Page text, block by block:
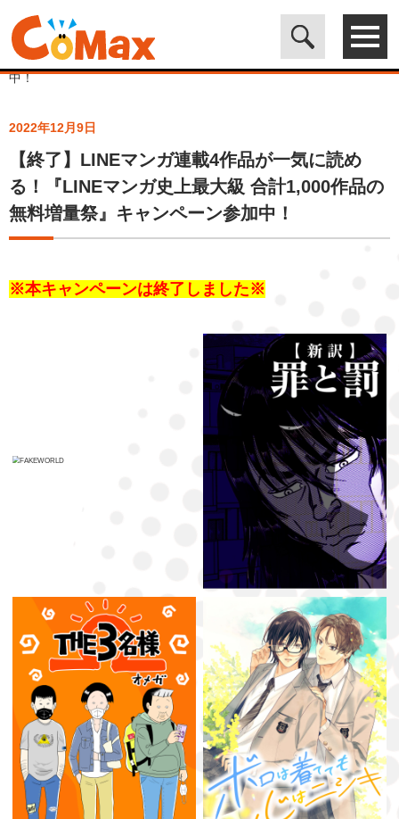
電子書籍マンガ CoMax(コマックス)公式サイト - 株式会社ICE>ト
ピックス> 【終了】LINEマンガ連載4作品が一気に読める！『LINE
マンガ史上最大級 合計1,000作品の無料増量祭』キャンペーン参加
中！
2022年12月9日
【終了】LINEマンガ連載4作品が一気に読め
る！『LINEマンガ史上最大級 合計1,000作品の
無料増量祭』キャンペーン参加中！
※本キャンペーンは終了しました※